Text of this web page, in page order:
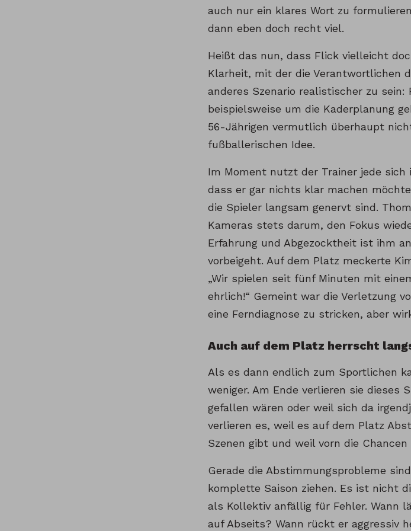
auch nur ein klares Wort zu
dann eben doch recht viel.
Heißt das nun, dass Flick vielleicht
Klarheit, mit der die Verantwortlichen
anderes Szenario realistischer zu
beispielsweise um die Kaderplanung
56-Jährigen vermutlich überhaupt
fußballerischen Idee.
Im Moment nutzt der Trainer jede
dass er gar nichts klar machen
die Spieler langsam genervt sind.
Kameras stets darum, den Fokus
Erfahrung und Abgezocktheit ist ihm
vorbeigeht. Auf dem Platz meckerte
„Wir spielen seit fünf Minuten mit
ehrlich!“ Gemeint war die Verletzung
eine Ferndiagnose zu stricken, aber
Auch auf dem Platz herrscht
Als es dann endlich zum Sportlichen
weniger. Am Ende verlieren sie dieses
gefallen wären oder weil sich da
verlieren es, weil es auf dem Platz
Szenen gibt und weil vorn die
Gerade die Abstimmungsprobleme
komplette Saison ziehen. Es ist nicht
als Kollektiv anfällig für Fehler. Wann
auf Abseits? Wann rückt er aggressiv